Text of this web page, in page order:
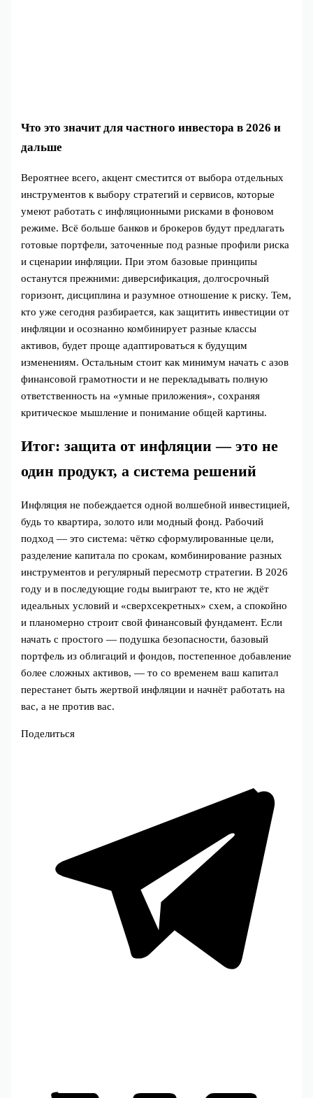
Что это значит для частного инвестора в 2026 и
дальше
Вероятнее всего, акцент сместится от выбора отдельных
инструментов к выбору стратегий и сервисов, которые
умеют работать с инфляционными рисками в фоновом
режиме. Всё больше банков и брокеров будут предлагать
готовые портфели, заточенные под разные профили риска
и сценарии инфляции. При этом базовые принципы
останутся прежними: диверсификация, долгосрочный
горизонт, дисциплина и разумное отношение к риску. Тем,
кто уже сегодня разбирается, как защитить инвестиции от
инфляции и осознанно комбинирует разные классы
активов, будет проще адаптироваться к будущим
изменениям. Остальным стоит как минимум начать с азов
финансовой грамотности и не перекладывать полную
ответственность на «умные приложения», сохраняя
критическое мышление и понимание общей картины.
Итог: защита от инфляции — это не
один продукт, а система решений
Инфляция не побеждается одной волшебной инвестицией,
будь то квартира, золото или модный фонд. Рабочий
подход — это система: чётко сформулированные цели,
разделение капитала по срокам, комбинирование разных
инструментов и регулярный пересмотр стратегии. В 2026
году и в последующие годы выиграют те, кто не ждёт
идеальных условий и «сверхсекретных» схем, а спокойно
и планомерно строит свой финансовый фундамент. Если
начать с простого — подушка безопасности, базовый
портфель из облигаций и фондов, постепенное добавление
более сложных активов, — то со временем ваш капитал
перестанет быть жертвой инфляции и начнёт работать на
вас, а не против вас.
Поделиться